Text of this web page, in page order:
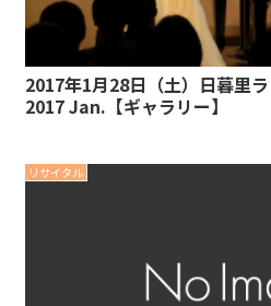
2017年1月28日（土）日暮里
2017 Jan.【ギャラリー】
リサイタル